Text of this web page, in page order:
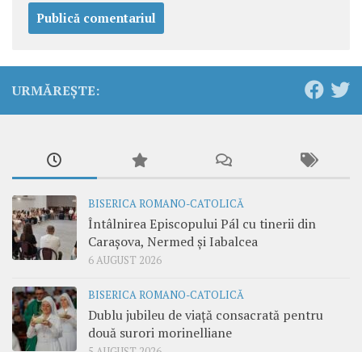
URMĂREȘTE:
BISERICA ROMANO-CATOLICĂ
Întâlnirea Episcopului Pál cu tinerii din
Carașova, Nermed și Iabalcea
6 AUGUST 2026
BISERICA ROMANO-CATOLICĂ
Dublu jubileu de viață consacrată pentru
două surori morinelliane